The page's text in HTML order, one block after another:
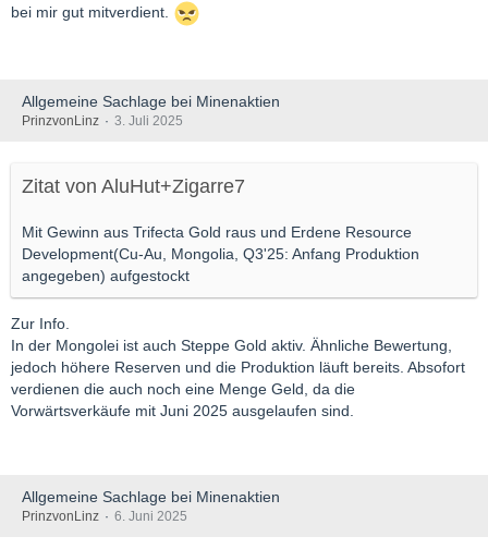
bei mir gut mitverdient.
Allgemeine Sachlage bei Minenaktien
PrinzvonLinz 3. Juli 2025
Zitat von AluHut+Zigarre7
Mit Gewinn aus Trifecta Gold raus und Erdene Resource
Development(Cu-Au, Mongolia, Q3'25: Anfang Produktion
angegeben) aufgestockt
Zur Info.
In der Mongolei ist auch Steppe Gold aktiv. Ähnliche Bewertung,
jedoch höhere Reserven und die Produktion läuft bereits. Absofort
verdienen die auch noch eine Menge Geld, da die
Vorwärtsverkäufe mit Juni 2025 ausgelaufen sind.
Allgemeine Sachlage bei Minenaktien
PrinzvonLinz 6. Juni 2025